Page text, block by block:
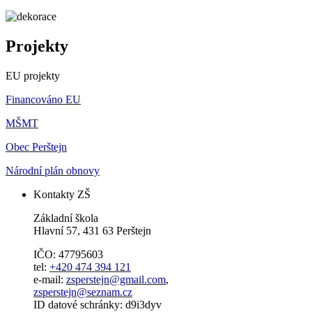
Projekty
EU projekty
Financováno EU
MŠMT
Obec Perštejn
Národní plán obnovy
Kontakty ZŠ
Základní škola
Hlavní 57, 431 63 Perštejn
IČO: 47795603
tel: +420 474 394 121
e-mail: zsperstejn@gmail.com,
zsperstejn@seznam.cz
ID datové schránky: d9i3dyv